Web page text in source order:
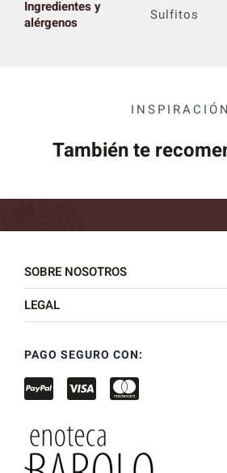
Ingredientes y
alérgenos
Sulfitos
INSPIRACIÓN
También te
SOBRE NOSOTROS
LEGAL
PAGO SEGURO CON: